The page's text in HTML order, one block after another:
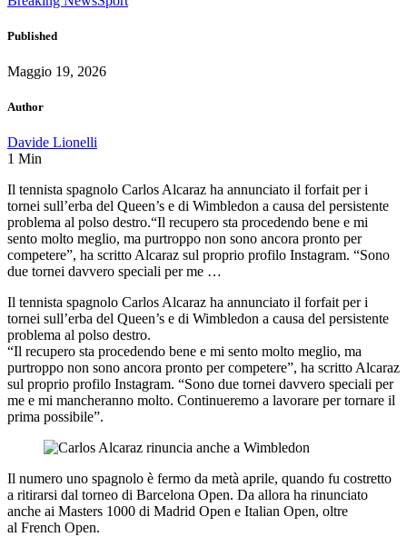
Published
Maggio 19, 2026
Author
Davide Lionelli
1 Min
Il tennista spagnolo Carlos Alcaraz ha annunciato il forfait per i
tornei sull’erba del Queen’s e di Wimbledon a causa del persistente
problema al polso destro.“Il recupero sta procedendo bene e mi
sento molto meglio, ma purtroppo non sono ancora pronto per
competere”, ha scritto Alcaraz sul proprio profilo Instagram. “Sono
due tornei davvero speciali per me …
Il tennista spagnolo Carlos Alcaraz ha annunciato il forfait per i
tornei sull’erba del Queen’s e di Wimbledon a causa del persistente
problema al polso destro.
“Il recupero sta procedendo bene e mi sento molto meglio, ma
purtroppo non sono ancora pronto per competere”, ha scritto Alcaraz
sul proprio profilo Instagram. “Sono due tornei davvero speciali per
me e mi mancheranno molto. Continueremo a lavorare per tornare il
prima possibile”.
Il numero uno spagnolo è fermo da metà aprile, quando fu costretto
a ritirarsi dal torneo di Barcelona Open. Da allora ha rinunciato
anche ai Masters 1000 di Madrid Open e Italian Open, oltre
al French Open.